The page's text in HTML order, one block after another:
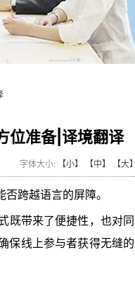
位准备|译境翻译
字体大小: 【小】 【中】 【大】
跨越语言的屏障。
既带来了便捷性，也对同
保线上参与者获得无缝的